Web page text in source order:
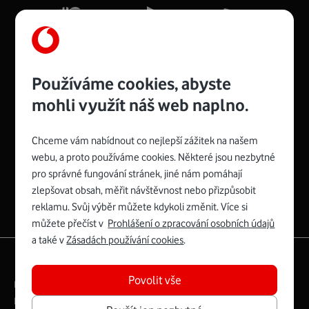
Více o COMPAL CH7465VF
Zyxel VMG8623-T50B:
Rozměry modemu jsou 16 x 22 x 7,5 cm (včetně stojánku)
a nabízí 4 gigabitové LAN porty a bezdrátové připojení Wi-
Fi ve verzích 802.11 b/g/n/ac pro frekvenci 2,4 GHz a
Mb/s.
Více o Zyxel VMG8623-T50B
Spojte se s Vodafonem
Právní­ podmí­nky
Ochrana soukromí­
Digitální odpovědnost
Používáme cookies, abyste
mohli využít náš web naplno.
Chceme vám nabídnout co nejlepší zážitek na našem
webu, a proto používáme cookies. Některé jsou nezbytné
pro správné fungování stránek, jiné nám pomáhají
zlepšovat obsah, měřit návštěvnost nebo přizpůsobit
reklamu. Svůj výběr můžete kdykoli změnit. Více si
můžete přečíst v Prohlášení o zpracování osobních údajů
a také vZásadách používání cookies.
Povolit vše